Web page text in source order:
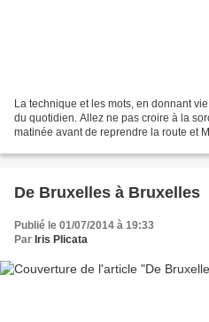
La technique et les mots, en donnant
du quotidien. Allez ne pas croire à la
matinée avant de reprendre la route et
De Bruxelles à Bruxelles
Publié le 01/07/2014 à 19:33
Par Iris Plicata